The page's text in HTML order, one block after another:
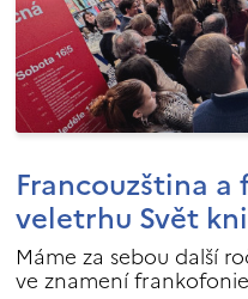
Francouzština
veletrhu Svět
Máme za sebou další
ve znamení